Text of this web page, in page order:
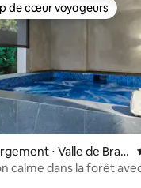
sur la base de 69
de cœur voyageurs
de cœur voyageurs
⋅ Valle de Brav
calme dans la forêt